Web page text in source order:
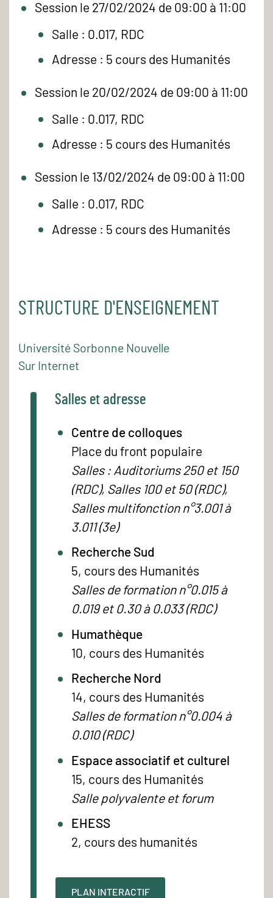
Session le 27/02/2024 de 09:00 à 11:00
Salle : 0.017, RDC
Adresse : 5 cours des Humanités
Session le 20/02/2024 de 09:00 à 11:00
Salle : 0.017, RDC
Adresse : 5 cours des Humanités
Session le 13/02/2024 de 09:00 à 11:00
Salle : 0.017, RDC
Adresse : 5 cours des Humanités
STRUCTURE D'ENSEIGNEMENT
Université Sorbonne Nouvelle
Sur Internet
Salles et adresse
Centre de colloques
Place du front populaire
Salles : Auditoriums 250 et 150
(RDC), Salles 100 et 50 (RDC),
Salles multifonction n°3.001 à
3.011 (3e)
Recherche Sud
5, cours des Humanités
Salles de formation n°0.015 à
0.019 et 0.30 à 0.033 (RDC)
Humathèque
10, cours des Humanités
Recherche Nord
14, cours des Humanités
Salles de formation n°0.004 à
0.010 (RDC)
Espace associatif et culturel
15, cours des Humanités
Salle polyvalente et forum
EHESS
2, cours des humanités
PLAN INTERACTIF